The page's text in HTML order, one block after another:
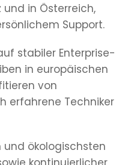
und in Österreich,
Support.
stabiler Enterprise-
in europäischen
von
erfahrene Techniker
ökologischsten